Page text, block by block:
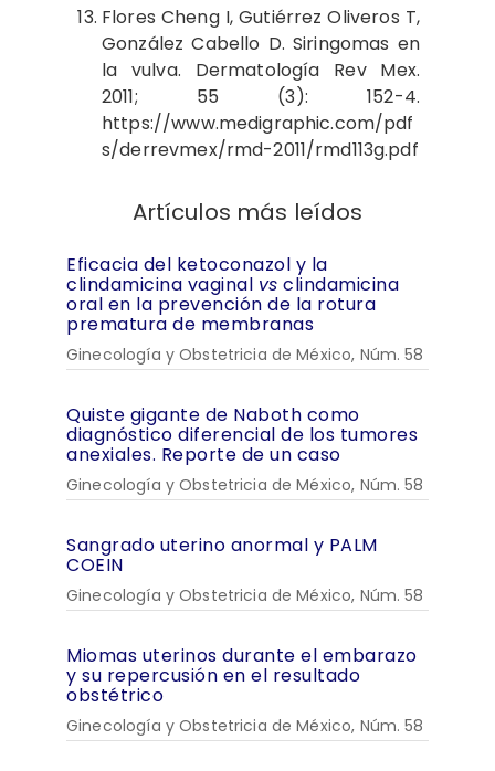
Flores Cheng I, Gutiérrez Oliveros T,
González Cabello D. Siringomas en
la vulva. Dermatología Rev Mex.
2011; 55 (3): 152-4.
https://www.medigraphic.com/pdf
s/derrevmex/rmd-2011/rmd113g.pdf
Artículos más leídos
Eficacia del ketoconazol y la
clindamicina vaginal vs clindamicina
oral en la prevención de la rotura
prematura de membranas
Ginecología y Obstetricia de México, Núm. 58
Quiste gigante de Naboth como
diagnóstico diferencial de los tumores
anexiales. Reporte de un caso
Ginecología y Obstetricia de México, Núm. 58
Sangrado uterino anormal y PALM
COEIN
Ginecología y Obstetricia de México, Núm. 58
Miomas uterinos durante el embarazo
y su repercusión en el resultado
obstétrico
Ginecología y Obstetricia de México, Núm. 58